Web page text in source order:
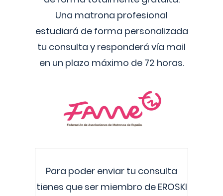
Una matrona profesional
estudiará de forma personalizada
tu consulta y responderá vía mail
en un plazo máximo de 72 horas.
Para poder enviar tu consulta
tienes que ser miembro de EROSKI